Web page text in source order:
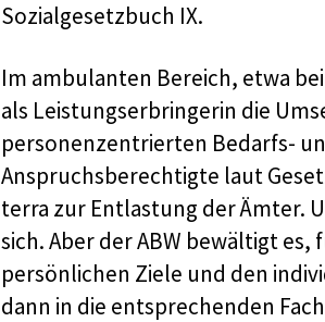
Sozialgesetzbuch IX.
Im ambulanten Bereich, etwa
als Leistungserbringerin die
personenzentrierten Bedarfs-
Anspruchsberechtigte laut
terra zur Entlastung der Ämter.
sich. Aber der ABW bewältigt
persönlichen Ziele und den
dann in die entsprechenden